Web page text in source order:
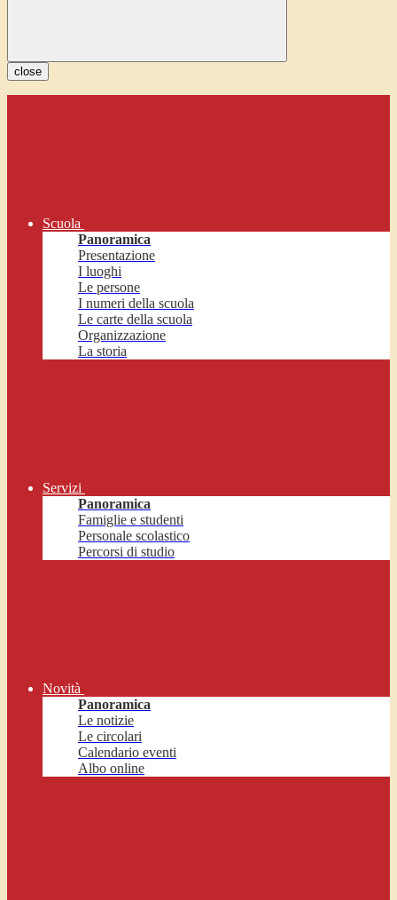
close
Scuola
Panoramica
Presentazione
I luoghi
Le persone
I numeri della scuola
Le carte della scuola
Organizzazione
La storia
Servizi
Panoramica
Famiglie e studenti
Personale scolastico
Percorsi di studio
Novità
Panoramica
Le notizie
Le circolari
Calendario eventi
Albo online